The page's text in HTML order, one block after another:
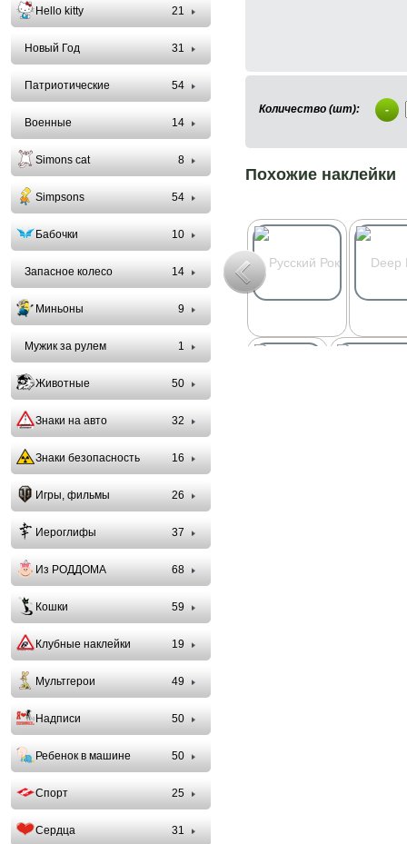
Количество (шт): -
Похожие наклейки
Hello kitty 21
Новый Год 31
Патриотические 54
Военные 14
Simons cat 8
Simpsons 54
Бабочки 10
Запасное колесо 14
Миньоны 9
Мужик за рулем 1
Животные 50
Знаки на авто 32
Знаки безопасность 16
Игры, фильмы 26
Иероглифы 37
Из РОДДОМА 68
Кошки 59
Клубные наклейки 19
Мультгерои 49
Надписи 50
Ребенок в машине 50
Спорт 25
Сердца 31